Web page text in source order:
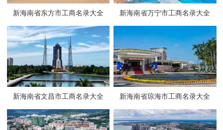
新海南省东方市工商名录大全 新海南省万宁市工商名录大全
新海南省文昌市工商名录大全 新海南省琼海市工商名录大全